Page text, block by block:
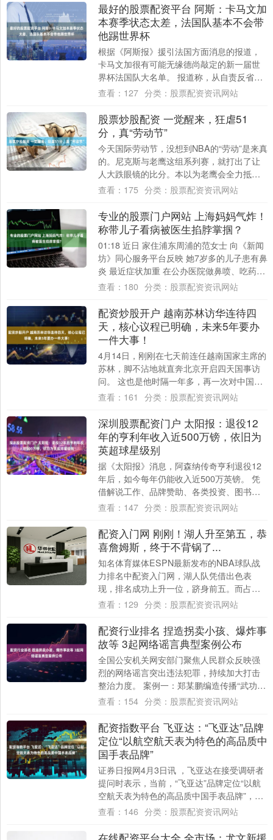
最好的股票配资平台 阿斯：卡马文加
本赛季状态太差，法国队基本不会带
他踢世界杯
根据《阿斯报》援引法国方面消息的报道，
卡马文加很有可能无缘德尚敲定的新一届世
界杯法国队大名单。 报道称，从自责反省，
到时光飞逝，如今他想要挑战已然尘埃落定
查看： 127 分类： 股票配资资讯网站
股票炒股配资 一觉醒来，狂虐51
分，真“劳动节”
今天国际劳动节，没想到NBA的“劳动”是来真
的。尼克斯与老鹰这组系列赛，就打出了让
人大跌眼镜的比分。本以为老鹰会全力抵抗
把系列赛拖入抢七，没想到尼克斯一上来就
查看： 175 分类： 股票配资资讯网站
专业的股票门户网站 上海妈妈气炸！
称带儿子看病被医生掐脖掌掴？
01:18 近日 家住浦东周浦的范女士 向《新闻
坊》同心服务平台反映 她7岁多的儿子患有鼻
炎 最近症状加重 在公办医院做鼻喷、吃药效
果不佳 于是上个月 她带儿子....
查看： 180 分类： 股票配资资讯网站
配资炒股开户 越南苏林访华连待四
天，核心议程已明确，未来5年要办
一件大事！
4月14日，刚刚在七天前连任越南国家主席的
苏林，脚不沾地就直奔北京开启四天国事访
问。 这也是他时隔一年多，再一次对中国进
行高层互动——首次外访选中国，党代会后
查看： 161 分类： 股票配资资讯网站
深圳股票配资门户 太阳报：退役12
年的亨利年收入近500万镑，依旧为
英超球星级别
据《太阳报》消息，阿森纳传奇亨利退役12
年后，如今每年仍能收入近500万英镑。 凭
借解说工作、品牌赞助、各类投资、图书版
权、商业活动以及房产投资，这位48岁足
查看： 147 分类： 股票配资资讯网站
配资入门网 刚刚！湖人升至第五，恭
喜詹姆斯，终于不背锅了...
知名体育媒体ESPN最新发布的NBA球队战
力排名中配资入门网，湖人队凭借出色表
现，排名成功上升一位，跻身前五。而占据
前四席位的，分别是雷霆、活塞、凯尔特人
查看： 129 分类： 股票配资资讯网站
配资行业排名 捏造拐卖小孩、爆炸事
故等 3起网络谣言典型案例公布
全国公安机关网安部门聚焦人民群众反映强
烈的网络谣言突出违法犯罪，持续加大打击
整治力度。 案例一：郑某鹏编造传播“武功山
拐卖小孩”网络谣言案 近日，网络上一条关
查看： 154 分类： 股票配资资讯网站
配资指数平台 飞亚达：“飞亚达”品牌
定位“以航空航天表为特色的高品质中
国手表品牌”
证券日报网4月3日讯 ，飞亚达在接受调研者
提问时表示，当前，“飞亚达”品牌定位“以航
空航天表为特色的高品质中国手表品牌”，其
产品线突出航空文化与中国文化两大核心....
查看： 146 分类： 股票配资资讯网站